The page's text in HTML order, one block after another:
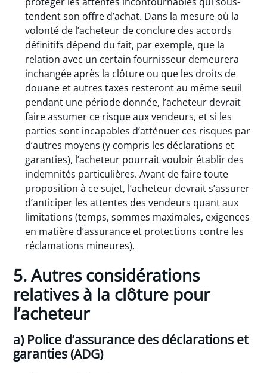
tendent son offre d’achat. Dans la mesure où la
volonté de l’acheteur de conclure des accords
définitifs dépend du fait, par exemple, que la
relation avec un certain fournisseur demeurera
inchangée après la clôture ou que les droits de
douane et autres taxes resteront au même seuil
pendant une période donnée, l’acheteur devrait
faire assumer ce risque aux vendeurs, et si les
parties sont incapables d’atténuer ces risques par
d’autres moyens (y compris les déclarations et
garanties), l’acheteur pourrait vouloir établir des
indemnités particulières. Avant de faire toute
proposition à ce sujet, l’acheteur devrait s’assurer
d’anticiper les attentes des vendeurs quant aux
limitations (temps, sommes maximales, exigences
en matière d’assurance et protections contre les
réclamations mineures).
5. Autres considérations
relatives à la clôture pour
l’acheteur
a) Police d’assurance des déclarations et
garanties (ADG)